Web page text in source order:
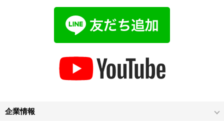
企業情報